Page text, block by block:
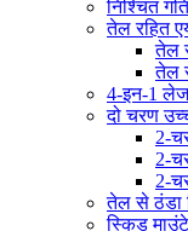
निश्चित
तेल रहित
तेल
तेल
4-इन-1
दो चरण
2-
2-
2-
तेल से ठंडा
स्किड